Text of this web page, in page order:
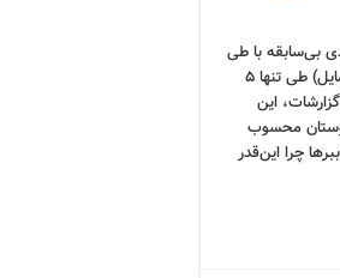
بی‌سابقه با طی
کردن ۱۳۰۰ کیلومتر پنجه‌شکن (۸۰۷ مایل) طی تنها ۵
این
محسوب
چرا این‌قدر